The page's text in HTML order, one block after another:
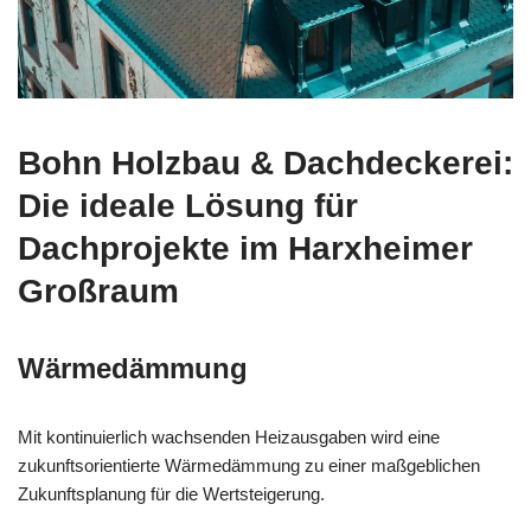
Bohn Holzbau & Dachdeckerei:
Die ideale Lösung für
Dachprojekte im Harxheimer
Großraum
Wärmedämmung
Mit kontinuierlich wachsenden Heizausgaben wird eine
zukunftsorientierte Wärmedämmung zu einer maßgeblichen
Zukunftsplanung für die Wertsteigerung.